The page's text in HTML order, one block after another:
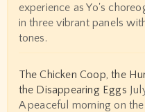
experience as Yo's
in three vibrant panels
tones.
The Chicken Coop, the
the Disappearing Eggs
A peaceful morning on